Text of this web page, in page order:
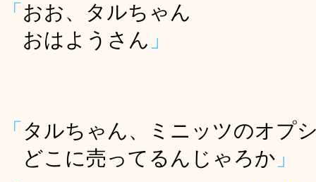
「 おお、タルちゃん
おはようさん 」
「 タルちゃん、ミニッツのオプ
どこに売ってるんじゃろか 」